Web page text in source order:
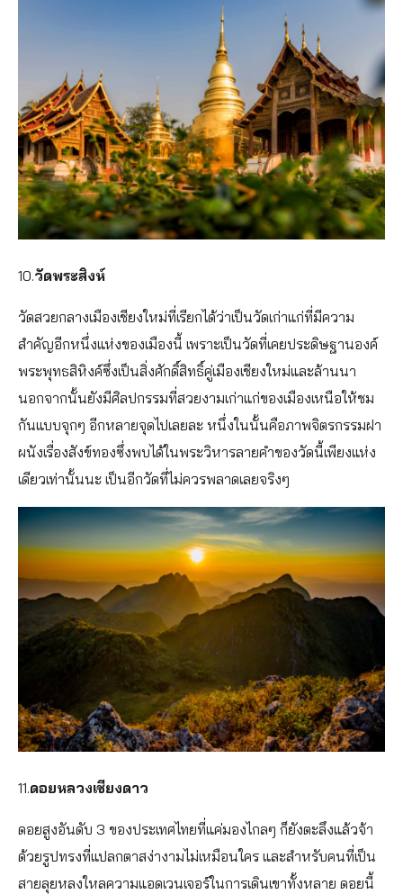
10.วัดพระสิงห์
วัดสวยกลางเมืองเชียงใหม่ที่เรียกได้ว่าเป็นวัดเก่าแก่ที่มีความ
สำคัญอีกหนึ่งแห่งของเมืองนี้ เพราะเป็นวัดที่เคยประดิษฐานองค์
พระพุทธสิหิงค์ซึ่งเป็นสิ่งศักดิ์สิทธิ์คู่เมืองเชียงใหม่และล้านนา
นอกจากนั้นยังมีศิลปกรรมที่สวยงามเก่าแก่ของเมืองเหนือให้ชม
กันแบบจุกๆ อีกหลายจุดไปเลยละ หนึ่งในนั้นคือภาพจิตรกรรมฝา
ผนังเรื่องสังข์ทองซึ่งพบได้ในพระวิหารลายคำของวัดนี้เพียงแห่ง
เดียวเท่านั้นนะ เป็นอีกวัดที่ไม่ควรพลาดเลยจริงๆ
11.ดอยหลวงเชียงดาว
ดอยสูงอันดับ 3 ของประเทศไทยที่แค่มองไกลๆ ก็ยังตะลึงแล้วจ้า
ด้วยรูปทรงที่แปลกตาสง่างามไม่เหมือนใคร และสำหรับคนที่เป็น
สายลุยหลงใหลความแอดเวนเจอร์ในการเดินเขาทั้งหลาย ดอยนี้